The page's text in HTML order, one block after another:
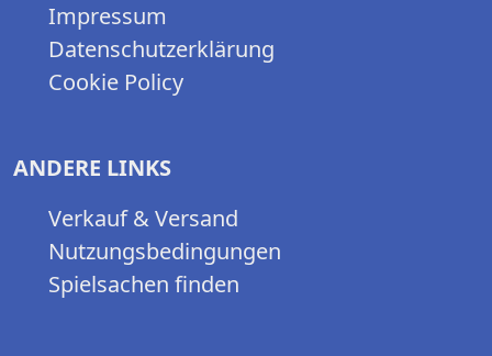
Impressum
Datenschutzerklärung
Cookie Policy
ANDERE LINKS
Verkauf & Versand
Nutzungsbedingungen
Spielsachen finden